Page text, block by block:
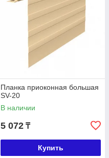
Планка приоконная большая
SV-20
В наличии
5 072 ₸
Купить